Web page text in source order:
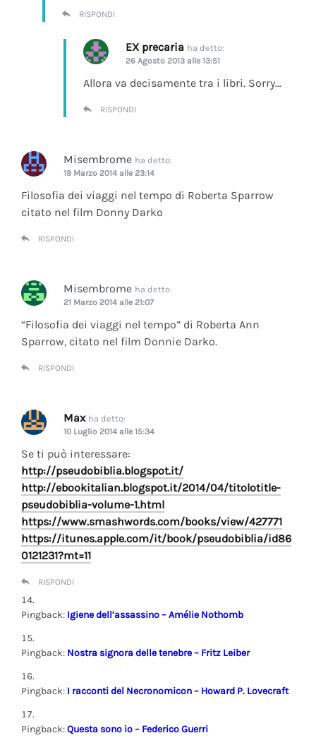
RISPONDI
EX precaria ha detto:
26 Agosto 2013 alle 13:51
Allora va decisamente tra i libri. Sorry…
RISPONDI
Misembrome ha detto:
19 Marzo 2014 alle 23:14
Filosofia dei viaggi nel tempo di Roberta Sparrow
citato nel film Donny Darko
RISPONDI
Misembrome ha detto:
21 Marzo 2014 alle 21:07
“Filosofia dei viaggi nel tempo” di Roberta Ann
Sparrow, citato nel film Donnie Darko.
RISPONDI
Max ha detto:
10 Luglio 2014 alle 15:34
Se ti può interessare:
http://pseudobiblia.blogspot.it/
http://ebookitalian.blogspot.it/2014/04/titolotitle-
pseudobiblia-volume-1.html
https://www.smashwords.com/books/view/427771
https://itunes.apple.com/it/book/pseudobiblia/id86
0121231?mt=11
RISPONDI
Pingback: Igiene dell’assassino – Amélie Nothomb
Pingback: Nostra signora delle tenebre – Fritz Leiber
Pingback: I racconti del Necronomicon – Howard P. Lovecraft
Pingback:Questa sono io – Federico Guerri